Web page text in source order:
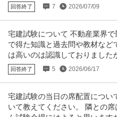
回答終了 7 2026/07/09
宅建試験について 不動産業界
で得た知識と過去問や教材など
は高いのは認識しておりました
回答終了 5 2026/06/17
宅建試験の当日の席配置につい
いて教えてください。 隣との